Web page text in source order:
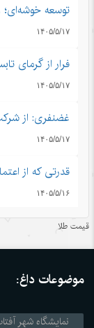
توسعه خوشه‌ای؛
۱۴۰۵/۵/۱۷
فرار از گرمای
۱۴۰۵/۵/۱۷
غضنفری: از شرکت نفت ۱۷ میلیارد
۱۴۰۵/۵/۱۷
قدرتی که از
۱۴۰۵/۵/۱۶
اندیشه‌هایقیمت طلا
موضوعات داغ:
نمایشگاه شهر